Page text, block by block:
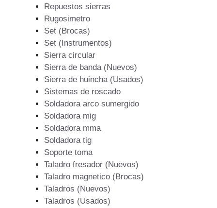
Repuestos sierras
Rugosimetro
Set (Brocas)
Set (Instrumentos)
Sierra circular
Sierra de banda (Nuevos)
Sierra de huincha (Usados)
Sistemas de roscado
Soldadora arco sumergido
Soldadora mig
Soldadora mma
Soldadora tig
Soporte toma
Taladro fresador (Nuevos)
Taladro magnetico (Brocas)
Taladros (Nuevos)
Taladros (Usados)